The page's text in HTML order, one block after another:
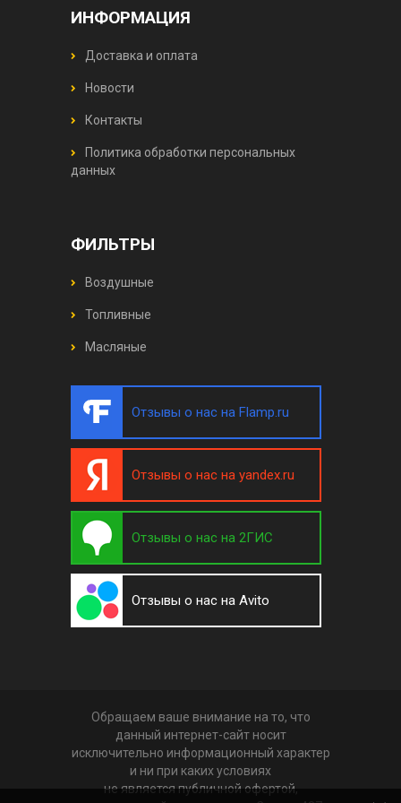
ИНФОРМАЦИЯ
Доставка и оплата
Новости
Контакты
Политика обработки персональных
данных
ФИЛЬТРЫ
Воздушные
Топливные
Масляные
Отзывы о нас на Flamp.ru
Отзывы о нас на yandex.ru
Отзывы о нас на 2ГИС
Отзывы о нас на Avito
Обращаем ваше внимание на то, что
данный интернет-сайт носит
исключительно информационный характер
и ни при каких условиях
не является публичной офертой,